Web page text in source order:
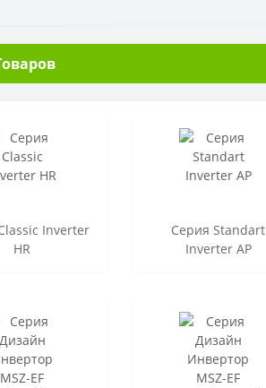
Inverter
HR
Серия Standart
Inverter AP